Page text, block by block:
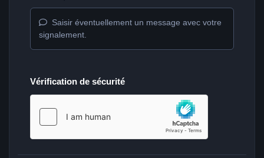
Saisir éventuellement un message avec votre
signalement.
Vérification de sécurité